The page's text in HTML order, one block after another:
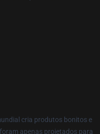
cria produtos bonitos e
apenas projetados para